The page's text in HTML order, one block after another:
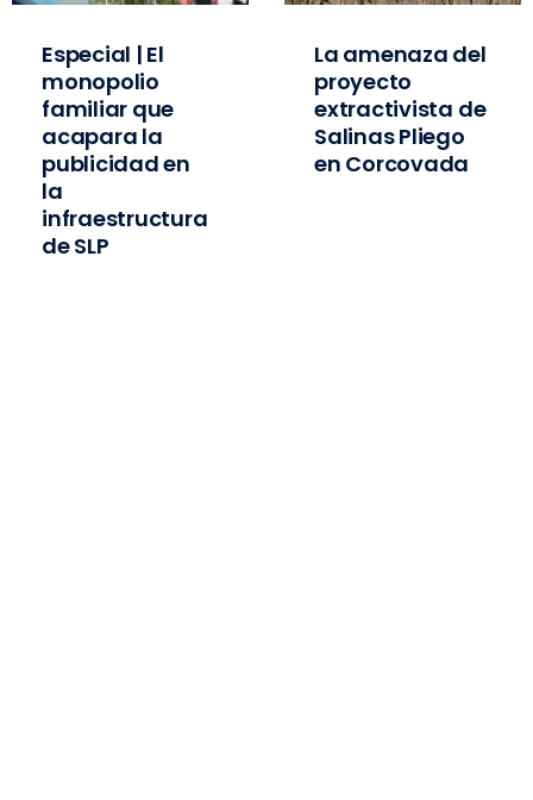
Especial | El
monopolio
familiar que
acapara la
publicidad en
la
infraestructura
de SLP
La amenaza del
proyecto
extractivista de
Salinas Pliego
en Corcovada